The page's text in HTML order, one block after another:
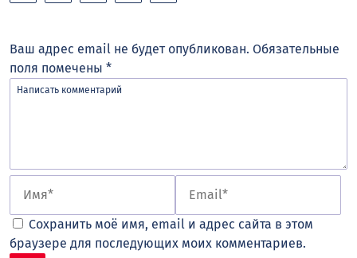
Ваш адрес email не будет опубликован. Обязательные
поля помечены *
Сохранить моё имя, email и адрес сайта в этом
браузере для последующих моих комментариев.